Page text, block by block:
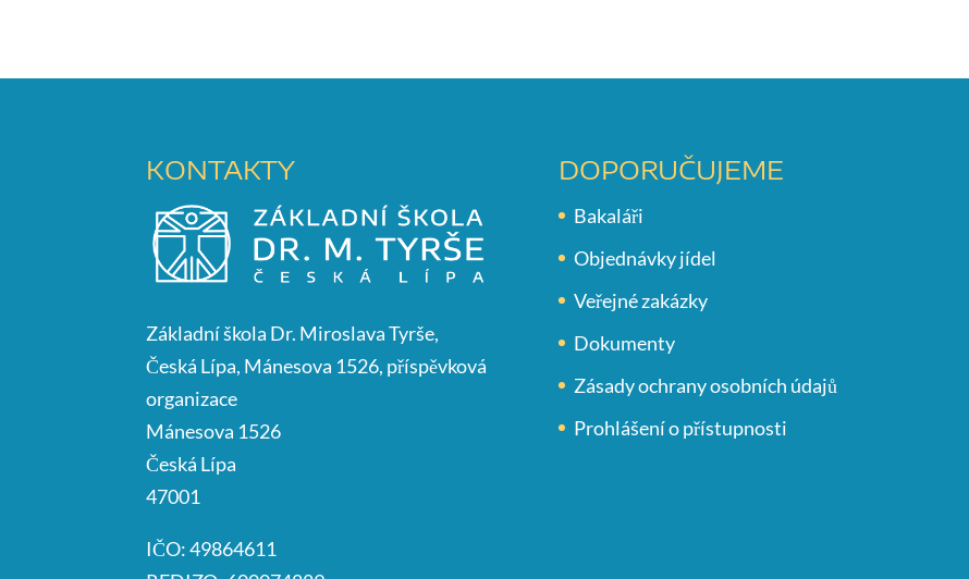
KONTAKTY
Základní škola Dr. Miroslava Tyrše,
Česká Lípa, Mánesova 1526, příspěvková
organizace
Mánesova 1526
Česká Lípa
47001
IČO: 49864611
DOPORUČUJEME
Bakaláři
Objednávky jídel
Veřejné zakázky
Dokumenty
Zásady ochrany osobních údajů
Prohlášení o přístupnosti